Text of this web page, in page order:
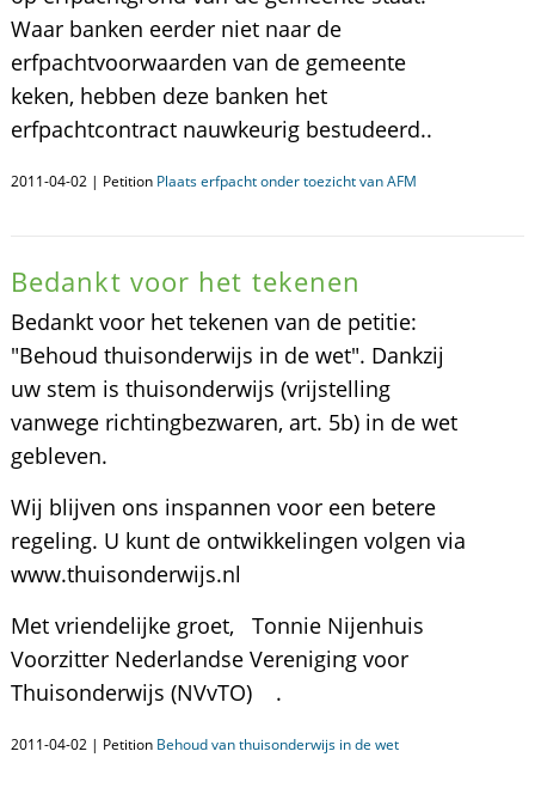
Waar banken eerder niet naar de
erfpachtvoorwaarden van de gemeente
keken, hebben deze banken het
erfpachtcontract nauwkeurig bestudeerd..
2011-04-02 | Petition Plaats erfpacht onder toezicht van AFM
Bedankt voor het tekenen
Bedankt voor het tekenen van de petitie:
"Behoud thuisonderwijs in de wet". Dankzij
uw stem is thuisonderwijs (vrijstelling
vanwege richtingbezwaren, art. 5b) in de wet
gebleven.
Wij blijven ons inspannen voor een betere
regeling. U kunt de ontwikkelingen volgen via
www.thuisonderwijs.nl
Met vriendelijke groet, Tonnie Nijenhuis
Voorzitter Nederlandse Vereniging voor
Thuisonderwijs (NVvTO) .
2011-04-02 | Petition Behoud van thuisonderwijs in de wet